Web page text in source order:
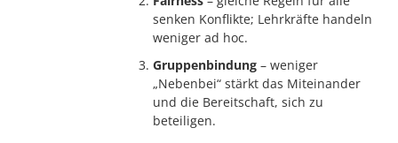
senken Konflikte; Lehrkräfte handeln
weniger ad hoc.
Gruppenbindung – weniger
„Nebenbei“ stärkt das Miteinander
und die Bereitschaft, sich zu
beteiligen.